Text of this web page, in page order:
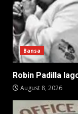
Bansa
Robin Padilla
August 8, 2026